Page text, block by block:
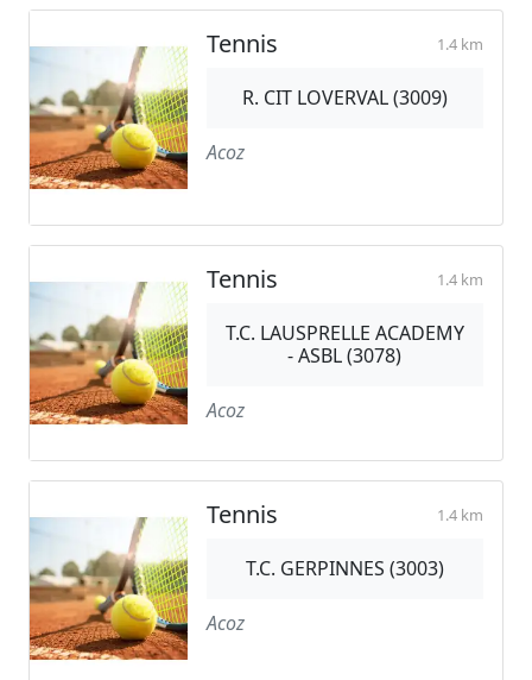
Tennis 1.4 km
R. CIT LOVERVAL (3009)
Acoz
Tennis 1.4 km
T.C. LAUSPRELLE ACADEMY
- ASBL (3078)
Acoz
Tennis 1.4 km
T.C. GERPINNES (3003)
Acoz